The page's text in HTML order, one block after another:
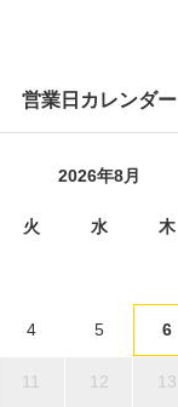
営業日カレンダー
2026年8月
火 水 木
4 5 6
11 12 13